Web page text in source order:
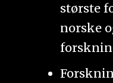
største
norske